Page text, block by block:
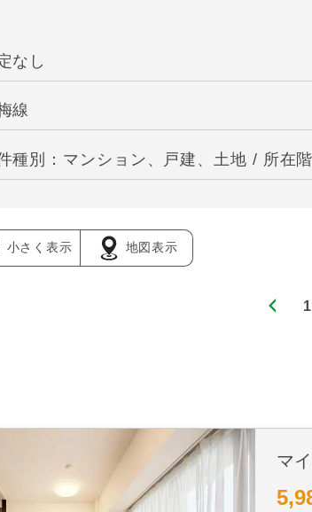
なし
線
別：マンション、戸建、土地 / 所在
小さく表示 地図表示
1
マ